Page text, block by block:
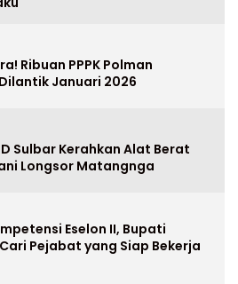
Ribuan PPPK Polman
Januari 2026
Sulbar Kerahkan Alat Berat
Longsor Matangnga
Eselon II, Bupati
Pejabat yang Siap Bekerja